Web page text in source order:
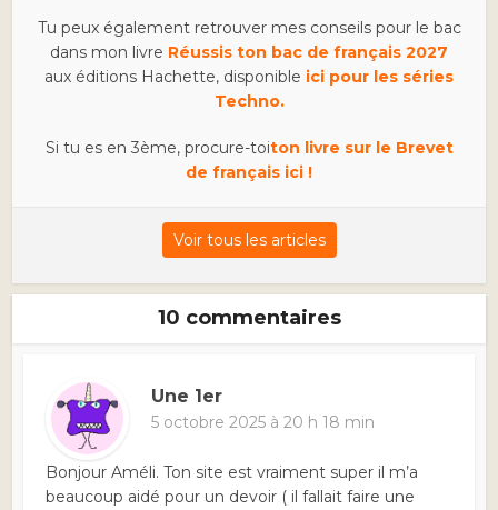
Tu peux également retrouver mes conseils pour le bac
dans mon livre Réussis ton bac de français 2027
aux éditions Hachette, disponible ici pour les séries
Techno.
Si tu es en 3ème, procure-toiton livre sur le Brevet
de français ici !
Voir tous les articles
10 commentaires
Une 1er
5 octobre 2025 à 20 h 18 min
Bonjour Améli. Ton site est vraiment super il m’a
beaucoup aidé pour un devoir ( il fallait faire une